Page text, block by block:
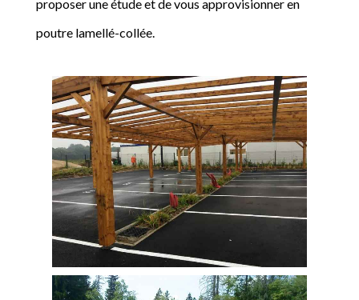
proposer une étude et de vous approvisionner en
poutre lamellé-collée.